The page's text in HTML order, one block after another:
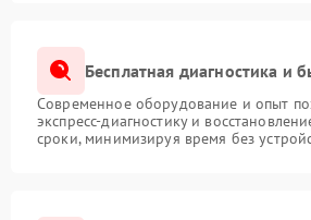
Бесплатная диагностика и
Современное оборудование и опыт
экспресс-диагностику и
сроки, минимизируя время без